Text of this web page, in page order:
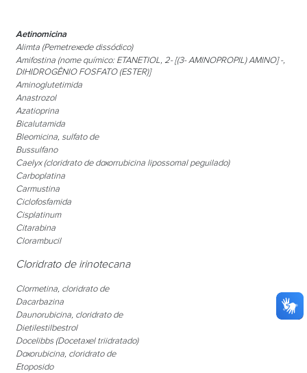
Aetinomicina
Alimta (Pemetrexede dissódico)
Amifostina (nome químico: ETANETIOL, 2- [(3- AMINOPROPIL) AMINO] -,
DIHIDROGÊNIO FOSFATO (ESTER)]
Aminoglutetimida
Anastrozol
Azatioprina
Bicalutamida
Bleomicina, sulfato de
Bussulfano
Caelyx(cloridrato de doxorrubicina lipossomal peguilado)
Carboplatina
Carmustina
Ciclofosfamida
Cisplatinum
Citarabina
Clorambucil
Cloridrato de irinotecana
Clormetina, cloridrato de
Dacarbazina
Daunorubicina, cloridrato de
Dietilestilbestrol
Docelibbs(Docetaxel triidratado)
Doxorubicina, cloridrato de
Etoposido